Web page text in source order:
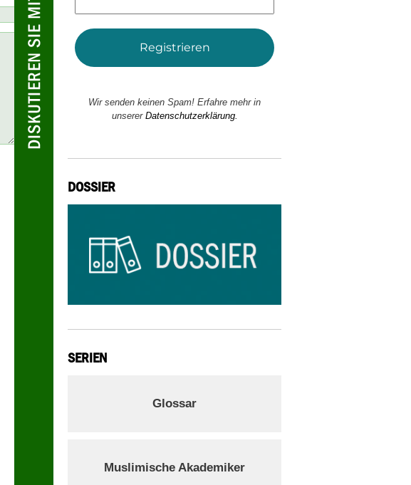
*
Wir senden keinen Spam! Erfahre mehr in
unserer Datenschutzerklärung.
DOSSIER
SERIEN
Glossar
Muslimische Akademiker